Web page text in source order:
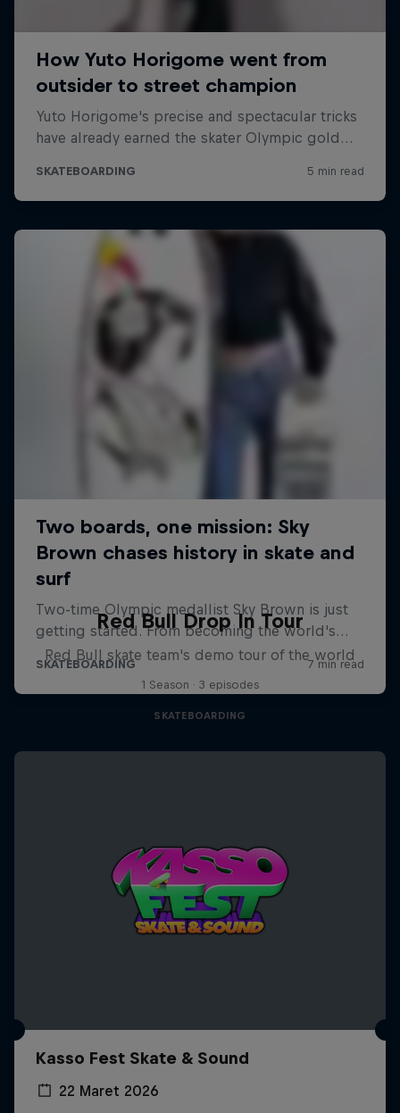
Red Bull Drop In Tour
Red Bull skate team's demo tour of the world
1 Season · 3 episodes
SKATEBOARDING
Kasso Fest Skate & Sound
22 Maret 2026